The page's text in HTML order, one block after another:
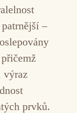
–
výraz
prvků.